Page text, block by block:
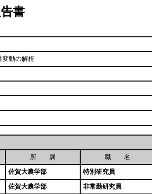
書
変動の解析
所 属
職 名
佐賀大農学部
特別研究員
佐賀大農学部
非常勤研究員